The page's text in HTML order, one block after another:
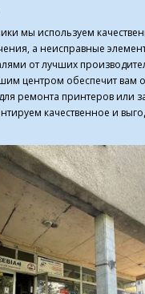
мы используем
а неисправные
от лучших
центром обеспечит вам
ремонта принтеров или
качественное и